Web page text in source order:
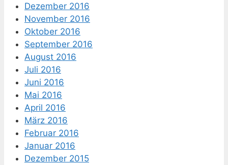
Dezember 2016
November 2016
Oktober 2016
September 2016
August 2016
Juli 2016
Juni 2016
Mai 2016
April 2016
März 2016
Februar 2016
Januar 2016
Dezember 2015